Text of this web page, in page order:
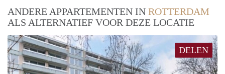
ANDERE APPARTEMENTEN IN ROTTERDAM
ALS ALTERNATIEF VOOR DEZE LOCATIE
DELEN